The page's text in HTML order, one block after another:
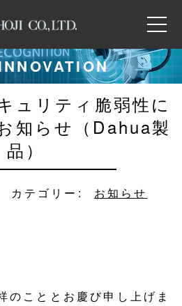
ュリティ脆弱性に
知らせ（Dahua製
品）
カテゴリー: お知らせ
こととお慶び申し上げま